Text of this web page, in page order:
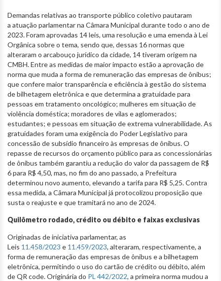
Demandas relativas ao transporte público coletivo pautaram
a atuação parlamentar na Câmara Municipal durante todo o ano de
2023. Foram aprovadas 14 leis, uma resolução e uma emenda à Lei
Orgânica sobre o tema, sendo que, dessas 16 normas que
alteraram o arcabouço jurídico da cidade, 14 tiveram origem na
CMBH. Entre as medidas de maior impacto estão a aprovação de
norma que muda a forma de remuneração das empresas de ônibus;
que confere maior transparência e eficiência à gestão do sistema
de bilhetagem eletrônica e que determina a gratuidade para
pessoas em tratamento oncológico; mulheres em situação de
violência doméstica; moradores de vilas e aglomerados;
estudantes; e pessoas em situação de extrema vulnerabilidade. As
gratuidades foram uma exigência do Poder Legislativo para
concessão de subsídio financeiro às empresas de ônibus. O
repasse de recursos do orçamento público para as concessionárias
de ônibus também garantiu a redução do valor da passagem de R$
6 para R$ 4,50, mas, no fim do ano passado, a Prefeitura
determinou novo aumento, elevando a tarifa para R$ 5,25. Contra
essa medida, a Câmara Municipal já protocolizou proposição que
susta o reajuste e que tramitará no ano de 2024.
Quilômetro rodado, crédito ou débito e faixas exclusivas
Originadas de iniciativa parlamentar, as
Leis 11.458/2023 e 11.459/2023, alteraram, respectivamente, a
forma de remuneração das empresas de ônibus e a bilhetagem
eletrônica, permitindo o uso do cartão de crédito ou débito, além
de QR code. Originária do PL 442/2022, a primeira norma mudou a